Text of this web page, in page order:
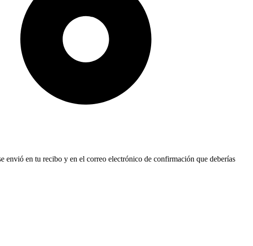
en tu recibo y en el correo electrónico de confirmación que deberías